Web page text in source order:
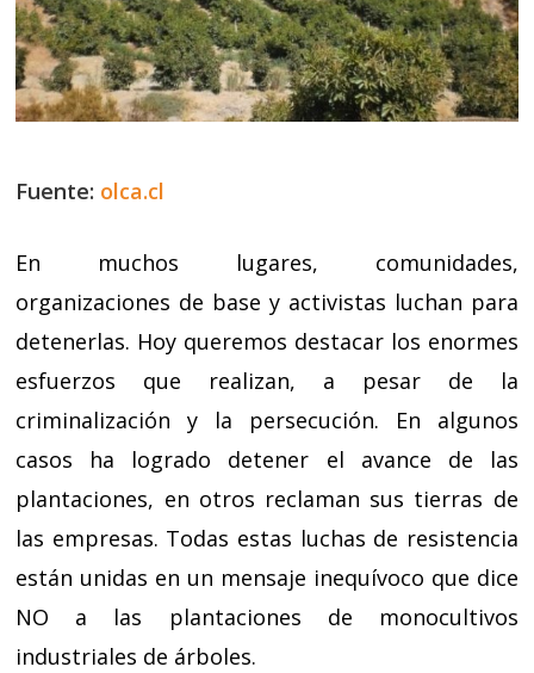
Fuente: olca.cl
En muchos lugares, comunidades,
organizaciones de base y activistas luchan para
detenerlas. Hoy queremos destacar los enormes
esfuerzos que realizan, a pesar de la
criminalización y la persecución. En algunos
casos ha logrado detener el avance de las
plantaciones, en otros reclaman sus tierras de
las empresas. Todas estas luchas de resistencia
están unidas en un mensaje inequívoco que dice
NO a las plantaciones de monocultivos
industriales de árboles.